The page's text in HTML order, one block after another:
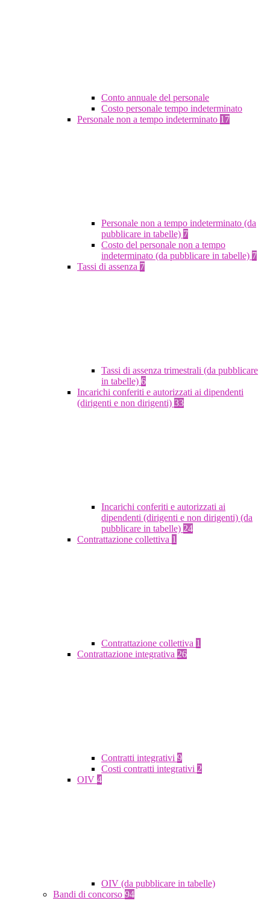
Conto annuale del personale
Costo personale tempo indeterminato
Personale non a tempo indeterminato 17
Personale non a tempo indeterminato (da
pubblicare in tabelle) 7
Costo del personale non a tempo
indeterminato (da pubblicare in tabelle) 7
Tassi di assenza 7
Tassi di assenza trimestrali (da pubblicare
in tabelle) 6
Incarichi conferiti e autorizzati ai dipendenti
(dirigenti e non dirigenti) 33
Incarichi conferiti e autorizzati ai
dipendenti (dirigenti e non dirigenti) (da
pubblicare in tabelle) 24
Contrattazione collettiva 1
Contrattazione collettiva 1
Contrattazione integrativa 26
Contratti integrativi 9
Costi contratti integrativi 2
OIV 4
OIV (da pubblicare in tabelle)
Bandi di concorso 94